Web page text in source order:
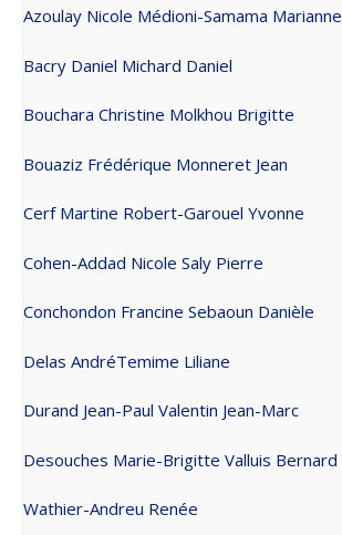
Azoulay Nicole Médioni-Samama Marianne
Bacry Daniel Michard Daniel
Bouchara Christine Molkhou Brigitte
Bouaziz Frédérique Monneret Jean
Cerf Martine Robert-Garouel Yvonne
Cohen-Addad Nicole Saly Pierre
Conchondon Francine Sebaoun Danièle
Delas AndréTemime Liliane
Durand Jean-Paul Valentin Jean-Marc
Desouches Marie-Brigitte Valluis Bernard
Wathier-Andreu Renée